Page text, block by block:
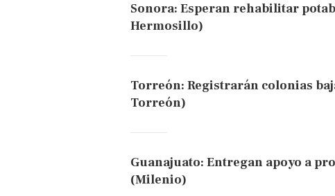
Sonora: Esperan rehabilitar
Hermosillo)
Torreón: Registrarán colonias
Torreón)
Guanajuato: Entregan apoyo a
(Milenio)